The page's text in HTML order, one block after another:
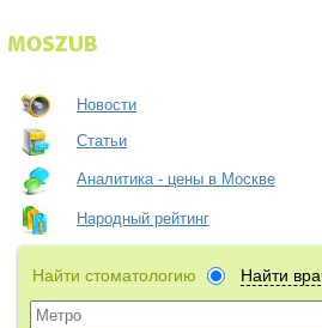
Новости
Статьи
Аналитика - цены в Москве
Народный рейтинг
Найти стоматологию Найти